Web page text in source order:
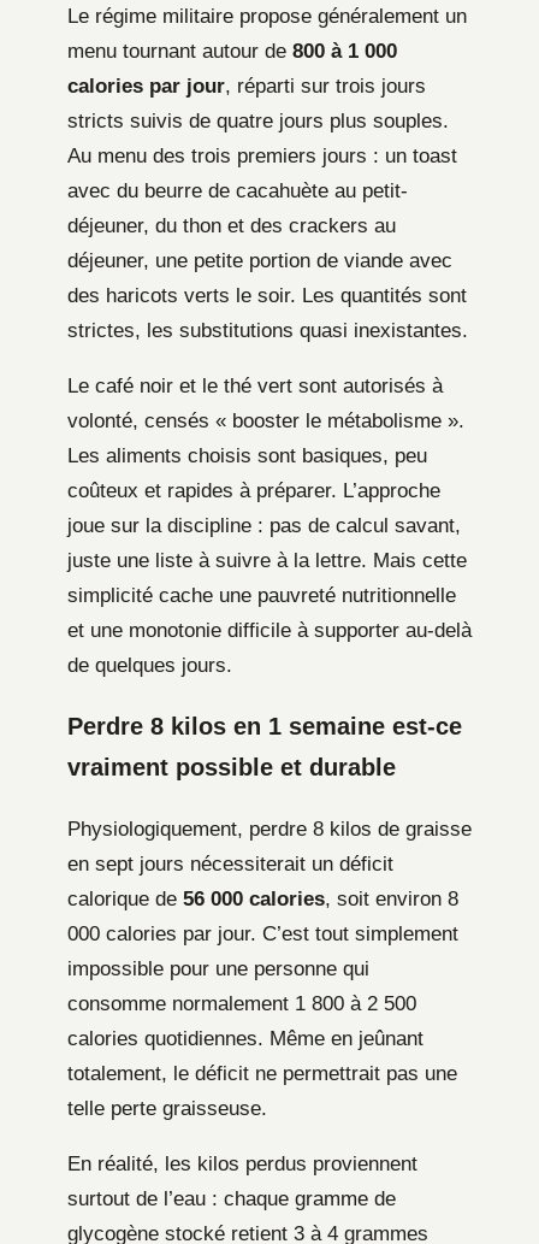
Le régime militaire propose généralement un
menu tournant autour de 800 à 1 000
calories par jour, réparti sur trois jours
stricts suivis de quatre jours plus souples.
Au menu des trois premiers jours : un toast
avec du beurre de cacahuète au petit-
déjeuner, du thon et des crackers au
déjeuner, une petite portion de viande avec
des haricots verts le soir. Les quantités sont
strictes, les substitutions quasi inexistantes.
Le café noir et le thé vert sont autorisés à
volonté, censés « booster le métabolisme ».
Les aliments choisis sont basiques, peu
coûteux et rapides à préparer. L’approche
joue sur la discipline : pas de calcul savant,
juste une liste à suivre à la lettre. Mais cette
simplicité cache une pauvreté nutritionnelle
et une monotonie difficile à supporter au-delà
de quelques jours.
Perdre 8 kilos en 1 semaine est-ce
vraiment possible et durable
Physiologiquement, perdre 8 kilos de graisse
en sept jours nécessiterait un déficit
calorique de 56 000 calories, soit environ 8
000 calories par jour. C’est tout simplement
impossible pour une personne qui
consomme normalement 1 800 à 2 500
calories quotidiennes. Même en jeûnant
totalement, le déficit ne permettrait pas une
telle perte graisseuse.
En réalité, les kilos perdus proviennent
surtout de l’eau : chaque gramme de
glycogène stocké retient 3 à 4 grammes